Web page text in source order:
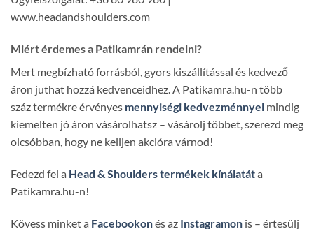
www.headandshoulders.com
Miért érdemes a Patikamrán rendelni?
Mert megbízható forrásból, gyors kiszállítással és kedvező
áron juthat hozzá kedvenceidhez. A Patikamra.hu-n több
száz termékre érvényes mennyiségi kedvezménnyel mindig
kiemelten jó áron vásárolhatsz – vásárolj többet, szerezd meg
olcsóbban, hogy ne kelljen akcióra várnod!
Fedezd fel a Head & Shoulders termékek kínálatáta
Patikamra.hu-n!
Kövess minket a Facebookonés az Instagramon is – értesülj